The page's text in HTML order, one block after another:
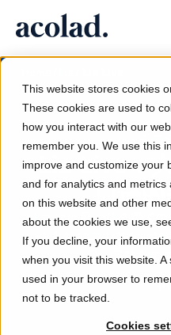
This website stores cookies
These cookies are used to
how you interact with our
remember you. We use this
improve and customize your
and for analytics and metrics
on this website and other
about the cookies we use,
If you decline, your
when you visit this website.
used in your browser to
not to be tracked.
Cookies
翻译
AI 速度，人类精度
口译服务
随时随地无缝沟通
媒体与娱乐
让故事出现在每个屏幕上
咨询与外包
Lia Translate
即时品牌一致翻译
连接能力
简化的工作流集成
AI 同声传译
实时语音翻译
成功案例
来自客户的真实成果
文章
专家对全球内容的见解
电子书
深度指南与策略
关于 Acolad
可持续发展
合作伙伴
新闻
重新
Lia Live：
口译
Lia Live 是一款全渠道
人工智能与人类专业知
图、风险和复
申